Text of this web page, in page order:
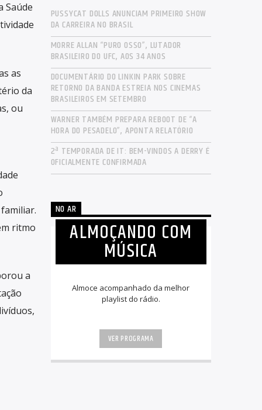
Saúde
as
da
ou
ritmo
a
PUSSYCAT DOLLS ANUNCIAM PRIMEIRO SHOW
DA CARREIRA NO BRASIL
MORRE ALLAN “PURO OSSO”, LUTADOR
BRASILEIRO DO UFC, AOS 34 ANOS
DOCUMENTÁRIO DO LINKIN PARK SOBRE
RETORNO DA BANDA ESTREIA NOS CINEMAS
BRASILEIROS EM SETEMBRO
WARNER TAMBÉM PREPARA REBOOT DE “A
HORA DO PESADELO”, APONTA RELATÓRIO
2ª TEMPORADA DE IT: BEM-VINDOS A DERRY É
OFICIALMENTE CONFIRMADA
NO AR
ALMOÇANDO COM
MÚSICA
Almoce acompanhado da melhor
playlist do rádio.
VER PROGRAMA